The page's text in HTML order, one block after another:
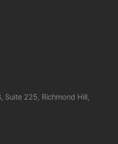
Suite 225, Richmond Hill,